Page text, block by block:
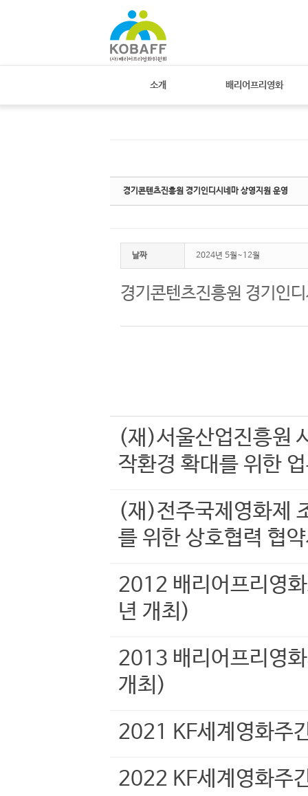
소개 배리어프리영화
경기콘텐츠진흥원 경기인디시네마 상영지원 운영
날짜 2024년 5월~12월
경기콘텐츠진흥원 경기인
(재)서울산업진흥원
작환경 확대를 위한
(재)전주국제영화제
를 위한 상호협력 협
2012 배리어프리영
년 개최)
2013 배리어프리영
개최)
2021 KF세계영화주
2022 KF세계영화주
스케치북5
스케치북5